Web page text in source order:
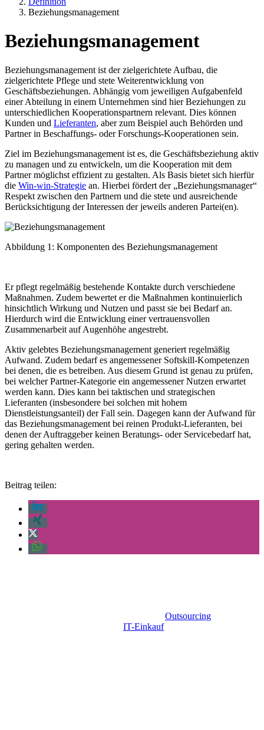
Beziehungsmanagement
Beziehungsmanagement
Beziehungsmanagement ist der zielgerichtete Aufbau, die
zielgerichtete Pflege und stete Weiterentwicklung von
Geschäftsbeziehungen. Abhängig vom jeweiligen Aufgabenfeld
einer Abteilung in einem Unternehmen sind hier Beziehungen zu
unterschiedlichen Kooperationspartnern relevant. Dies können
Kunden und Lieferanten, aber zum Beispiel auch Behörden und
Partner in Beschaffungs- oder Forschungs-Kooperationen sein.
Ziel im Beziehungsmanagement ist es, die Geschäftsbeziehung aktiv
zu managen und zu entwickeln, um die Kooperation mit dem
Partner möglichst effizient zu gestalten. Als Basis bietet sich hierfür
die Win-win-Strategie an. Hierbei fördert der „Beziehungsmanager“
Respekt zwischen den Partnern und die stete und ausreichende
Berücksichtigung der Interessen der jeweils anderen Partei(en).
Abbildung 1: Komponenten des Beziehungsmanagement
Er pflegt regelmäßig bestehende Kontakte durch verschiedene
Maßnahmen. Zudem bewertet er die Maßnahmen kontinuierlich
hinsichtlich Wirkung und Nutzen und passt sie bei Bedarf an.
Hierdurch wird die Entwicklung einer vertrauensvollen
Zusammenarbeit auf Augenhöhe angestrebt.
Aktiv gelebtes Beziehungsmanagement generiert regelmäßig
Aufwand. Zudem bedarf es angemessener Softskill-Kompetenzen
bei denen, die es betreiben. Aus diesem Grund ist genau zu prüfen,
bei welcher Partner-Kategorie ein angemessener Nutzen erwartet
werden kann. Dies kann bei taktischen und strategischen
Lieferanten (insbesondere bei solchen mit hohem
Dienstleistungsanteil) der Fall sein. Dagegen kann der Aufwand für
das Beziehungsmanagement bei reinen Produkt-Lieferanten, bei
denen der Auftraggeber keinen Beratungs- oder Servicebedarf hat,
gering gehalten werden.
Beitrag teilen:
Outsourcing
IT-Einkauf? Als Beratungs-